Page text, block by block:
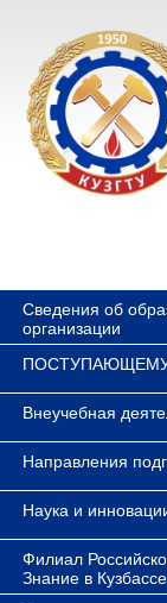
Сведения об
организации
Внеучебная
Направления
Наука и
Филиал
Знание в Кузбассе